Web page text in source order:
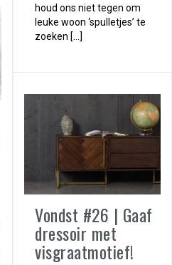
houd ons niet tegen om
leuke woon ‘spulletjes’ te
zoeken […]
Vondst #26 | Gaaf
dressoir met
visgraatmotief!